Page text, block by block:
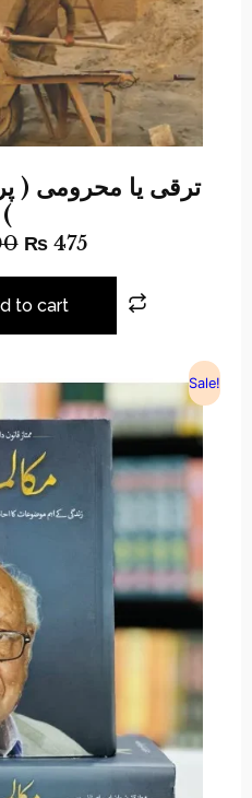
ترقی یا محرومی (
)
₨475
to cart
Sale!